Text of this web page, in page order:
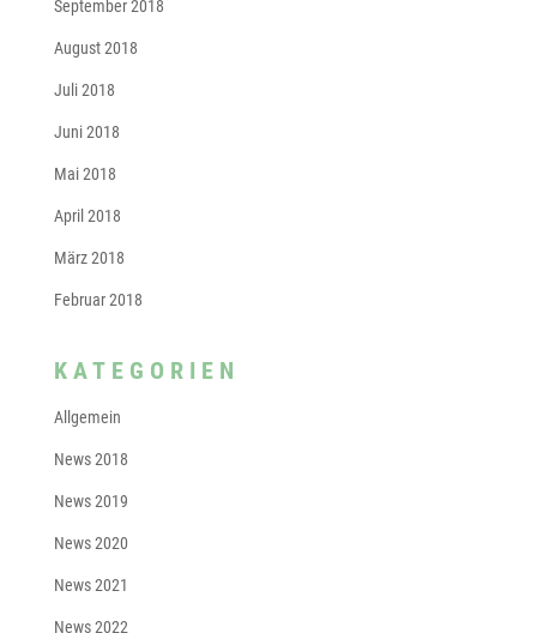
September 2018
August 2018
Juli 2018
Juni 2018
Mai 2018
April 2018
März 2018
Februar 2018
KATEGORIEN
Allgemein
News 2018
News 2019
News 2020
News 2021
News 2022